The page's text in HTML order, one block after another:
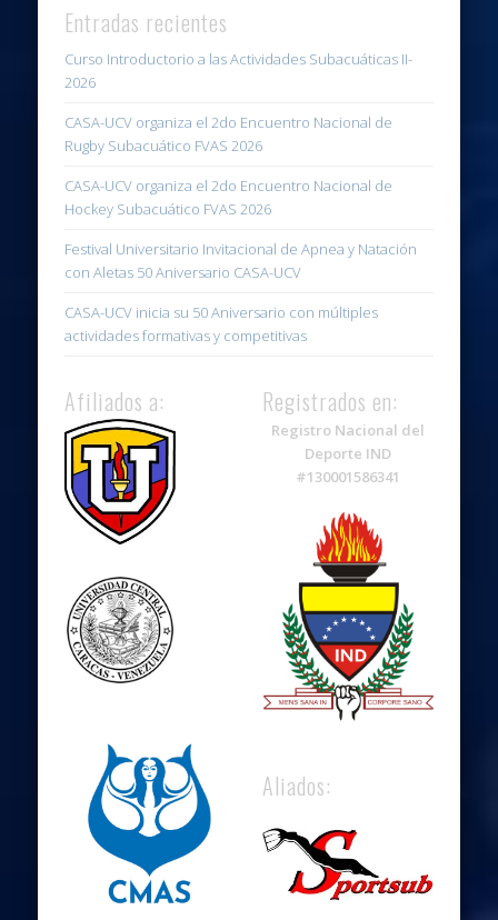
Entradas recientes
Curso Introductorio a las Actividades Subacuáticas II-
2026
CASA-UCV organiza el 2do Encuentro Nacional de
Rugby Subacuático FVAS 2026
CASA-UCV organiza el 2do Encuentro Nacional de
Hockey Subacuático FVAS 2026
Festival Universitario Invitacional de Apnea y Natación
con Aletas 50 Aniversario CASA-UCV
CASA-UCV inicia su 50 Aniversario con múltiples
actividades formativas y competitivas
Afiliados a: Registrados en:
Registro Nacional del
Deporte IND
#130001586341
Aliados: